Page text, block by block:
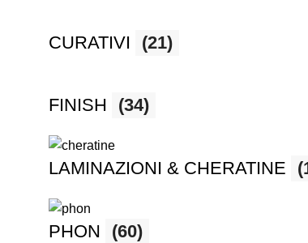
CURATIVI (21)
FINISH (34)
LAMINAZIONI & CHERATINE
PHON (60)